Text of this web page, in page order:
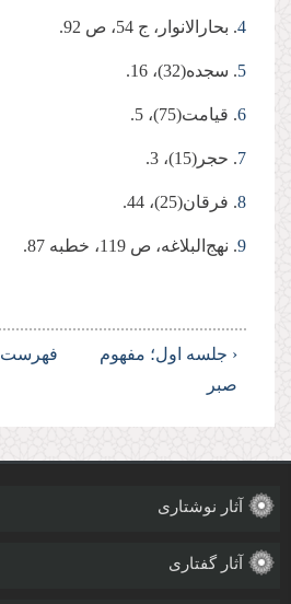
4. بحارالانوار، ج 54، ص 92.
5. سجده(32)، 16.
6. قیامت(75)، 5.
7. حجر(15)، 3.
8. فرقان(25)، 44.
9. نهج‌البلاغه، ص 119، خطبه 87.
‹ جلسه اول؛ مفهوم
صبر
فهرست
آثار نوشتاری
آثار گفتاری